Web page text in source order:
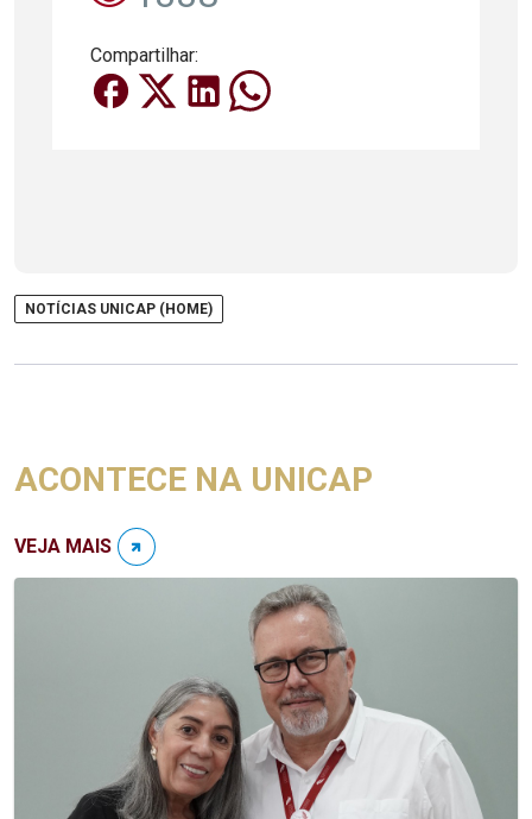
Compartilhar:
NOTÍCIAS UNICAP (HOME)
ACONTECE NA UNICAP
VEJA MAIS